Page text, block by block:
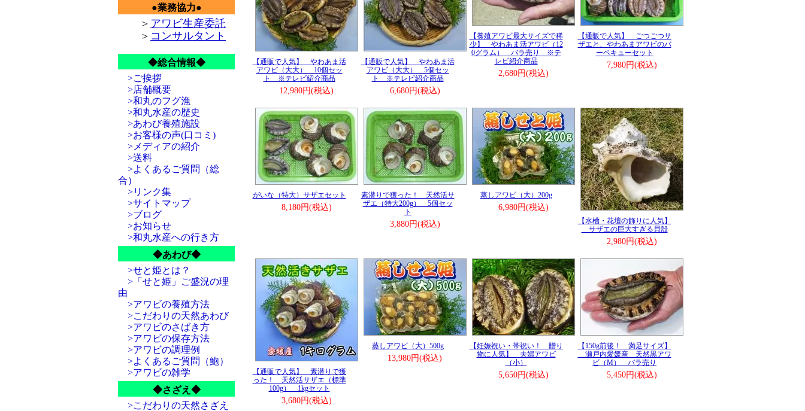
●業務協力●
＞ アワビ生産委託
＞ コンサルタント
◆総合情報◆
>ご挨拶
>店舗概要
>和丸のフグ漁
>和丸水産の歴史
>あわび養殖施設
>お客様の声(口コミ)
>メディアの紹介
>送料
>よくあるご質問（総
合）
>リンク集
>サイトマップ
>ブログ
>お知らせ
>和丸水産への行き方
◆あわび◆
>せと姫とは？
>「せと姫」ご盛況の理
由
>アワビの養殖方法
>こだわりの天然あわび
>アワビのさばき方
>アワビの保存方法
>アワビの調理例
>よくあるご質問（鮑）
>アワビの雑学
◆さざえ◆
>こだわりの天然さざえ
新着情報■ ───────────────(2025/11/6)
天然アワビが全国的に少なくなっております。
和丸水産でも在庫が少なく困っています。
でも せと姫 は在庫がたくさんあり、方々で評価が上がっていま
す。
どうぞご利用下さい。
新着情報■ ───────────────(2025/10/15)
年末年始も休まずお届けしています。
大手にはないサービスですので、どうぞご利用下さい。
新着情報■ ───────────────(2025/8/13)
お盆でも発送中！
どうぞご注文下さい。
新着情報■ ───────────────(2025/5/1)
ゴールデンウィーク中も発送してますので、どうぞご注文下さ
い。
新着情報■ ───────────────(2025/4/11)
ト企画で載っています。
どうぞご応募下さい！！
当るかも！？
新着情報■ ───────────────(2025/2/25)
新着情報■ ───────────────(2024/12/27)
年末年始のご注文、まだ間に合います。
ご不安な場合はお電話下さい。
新着情報■ ───────────────(2024/12/24)
ナマコ、人気です。
在庫がある内にどうぞご注文下さい。
新着情報■ ───────────────(2024/12/23)
ナマコ入荷しました！！
年末年始へのお届け、まだ間に合います。
新着情報■ ───────────────(2024/12/22)
たくさんのご注文を頂いており、ありがとうございます。
楽天にはない、和丸水産ブランドのアワビ「せと姫」はまだまだ
在庫あります。
【通販で人気】 やわあま活
アワビ（大大） 10個セッ
ト ※テレビ紹介商品
12,980円(税込)
【通販で人気】 やわあま活
アワビ（大大） 5個セッ
ト ※テレビ紹介商品
6,680円(税込)
【養殖アワビ最大サイズで稀
少】 やわあま活アワビ（12
0グラム） バラ売り ※テ
レビ紹介商品
2,680円(税込)
【通販で人気】 ごつごつサ
ザエと、やわあまアワビのバ
ーベキューセット
7,980円(税込)
がいな（特大）サザエセット
8,180円(税込)
素潜りで獲った！ 天然活サ
ザエ（特大200g） 5個セッ
ト
3,880円(税込)
蒸しアワビ（大）200g
6,980円(税込)
【水槽・花壇の飾りに人気】
サザエの巨大すぎる貝殻
2,980円(税込)
【通販で人気】 素潜りで獲
った！ 天然活サザエ（標準
100g） 1kgセット
3,680円(税込)
蒸しアワビ（大）500g
13,980円(税込)
【妊娠祝い・帯祝い！ 贈り
物に人気】 夫婦アワビ
（小）
5,650円(税込)
【150g前後！ 満足サイズ】
瀬戸内愛媛産 天然黒アワ
ビ（M） バラ売り
5,450円(税込)